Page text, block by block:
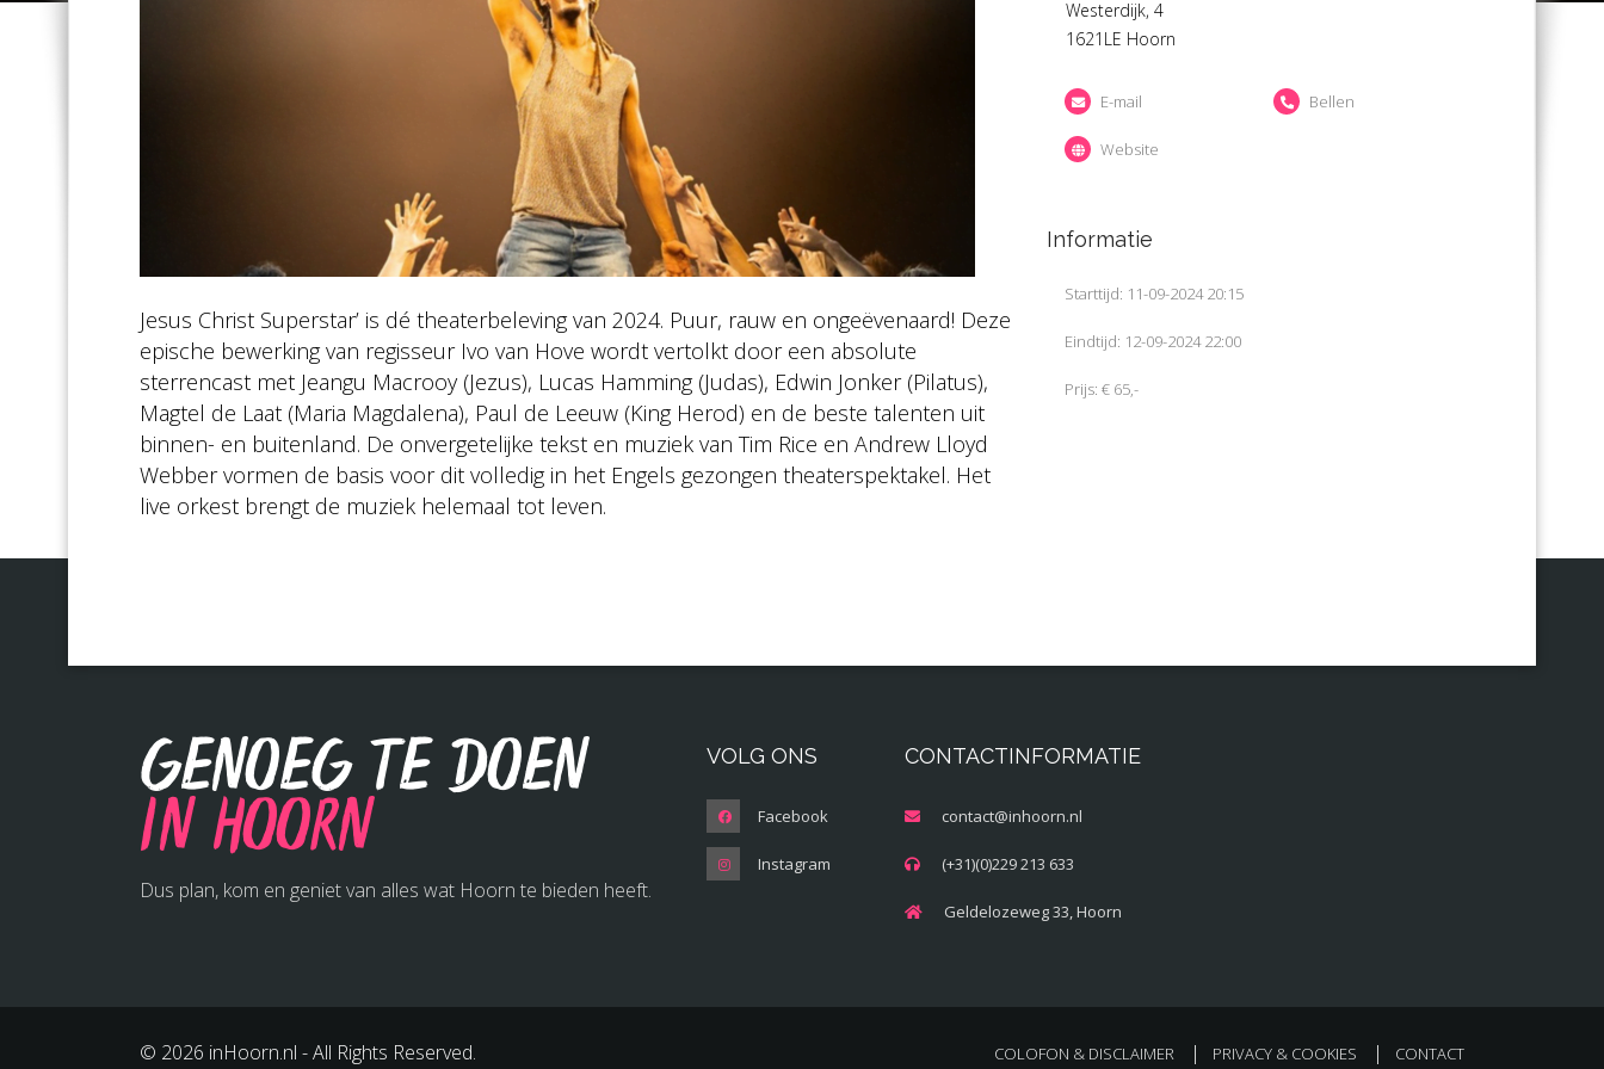
Jesus Christ Superstar’ is dé theaterbeleving van 2024. Puur, rauw en ongeëvenaard! Deze
epische bewerking van regisseur Ivo van Hove wordt vertolkt door een absolute
sterrencast met Jeangu Macrooy (Jezus), Lucas Hamming (Judas), Edwin Jonker (Pilatus),
Magtel de Laat (Maria Magdalena), Paul de Leeuw (King Herod) en de beste talenten uit
binnen- en buitenland. De onvergetelijke tekst en muziek van Tim Rice en Andrew Lloyd
Webber vormen de basis voor dit volledig in het Engels gezongen theaterspektakel. Het
live orkest brengt de muziek helemaal tot leven.
Westerdijk, 4
1621LE Hoorn
E-mail Bellen
Website
Informatie
Starttijd: 11-09-2024 20:15
Eindtijd: 12-09-2024 22:00
Prijs: € 65,-
Genoeg te doen
in Hoorn
Dus plan, kom en geniet van alles wat Hoorn te bieden heeft.
VOLG ONS
Facebook
Instagram
CONTACTINFORMATIE
contact@inhoorn.nl
(+31)(0)229 213 633
Geldelozeweg 33, Hoorn
© 2026 inHoorn.nl - All Rights Reserved. COLOFON & DISCLAIMER PRIVACY & COOKIES CONTACT